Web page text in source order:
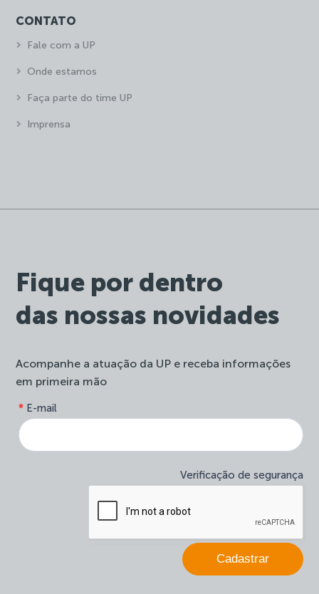
Fique por dentro
das nossas novidades
Acompanhe a atuação da UP e receba informações
em primeira mão
site-
newsletter
E-mail
*
Verificação de segurança
Cadastrar
você
é
humano,
este
campo
branco.
CONTATO
Fale com a UP
Onde estamos
Faça parte do time UP
Imprensa